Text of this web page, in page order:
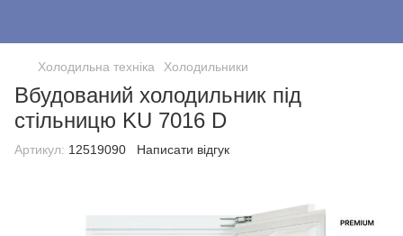
Холодильна техніка Холодильники
Вбудований холодильник під
стільницю KU 7016 D
Артикул: 12519090 Написати відгук